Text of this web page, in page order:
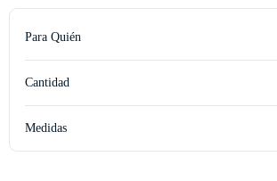
Para Quién
Cantidad
Medidas